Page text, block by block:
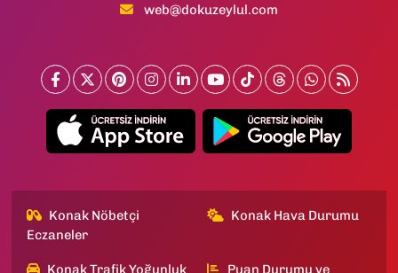
web@dokuzeylul.com
Konak Nöbetçi
Eczaneler
Konak Hava Durumu
Konak Trafik Yoğunluk
Puan Durumu ve